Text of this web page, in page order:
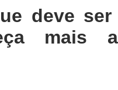
deve
mais